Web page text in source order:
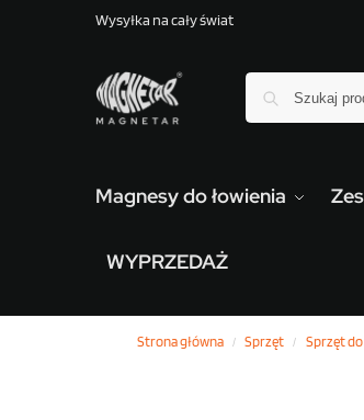
Wysyłka na cały świat
Magnesy do łowienia
WYPRZEDAŻ
Strona główna / Sprzęt / Sprzęt do